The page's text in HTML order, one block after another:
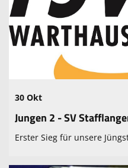
30 Okt
Jungen 2 - SV
Erster Sieg für unsere